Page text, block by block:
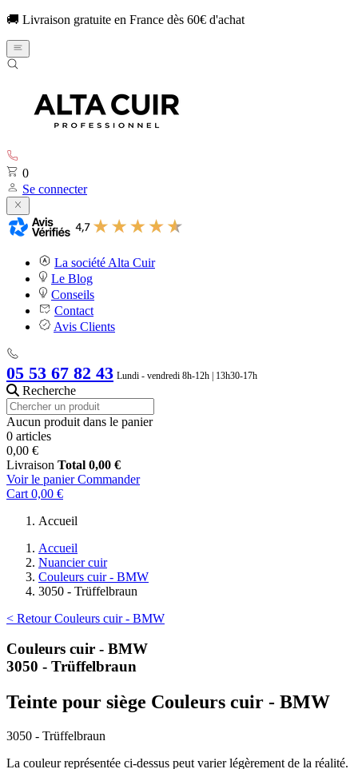
🚚 Livraison gratuite en France dès 60€ d'achat
0
Se connecter
La société Alta Cuir
Le Blog
Conseils
Contact
Avis Clients
05 53 67 82 43 Lundi - vendredi 8h-12h | 13h30-17h
Recherche
Aucun produit dans le panier
0 articles
0,00 €
Livraison Total 0,00 €
Voir le panier Commander
Cart 0,00 €
Accueil
Accueil
Nuancier cuir
Couleurs cuir - BMW
3050 - Trüffelbraun
< Retour Couleurs cuir - BMW
Couleurs cuir - BMW
3050 - Trüffelbraun
Teinte pour siège Couleurs cuir - BMW
3050 - Trüffelbraun
La couleur représentée ci-dessus peut varier légèrement de la réalité.